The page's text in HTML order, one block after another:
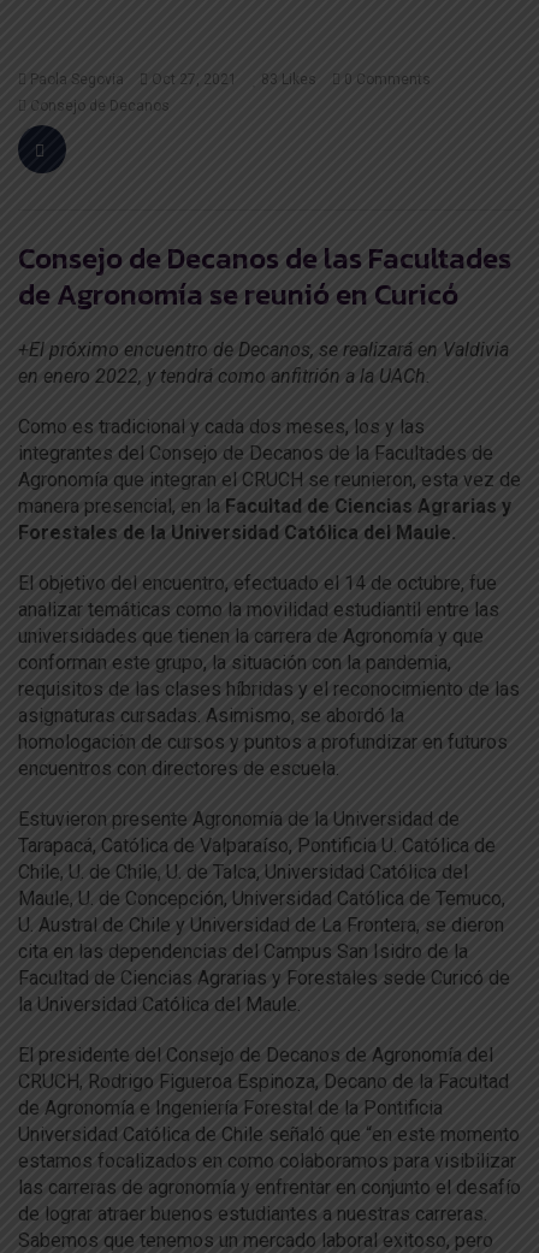
Paola Segovia Oct 27, 2021 83 Likes
0 Comments
Consejo de Decanos
Consejo de Decanos de las Facultades
de Agronomía se reunió en Curicó
+El próximo encuentro de Decanos, se realizará en Valdivia
en enero 2022, y tendrá como anfitrión a la UACh.
Como es tradicional y cada dos meses, los y las
integrantes del Consejo de Decanos de la Facultades de
Agronomía que integran el CRUCH se reunieron, esta vez de
manera presencial, en la Facultad de Ciencias Agrarias y
Forestales de la Universidad Católica del Maule.
El objetivo del encuentro, efectuado el 14 de octubre, fue
analizar temáticas como la movilidad estudiantil entre las
universidades que tienen la carrera de Agronomía y que
conforman este grupo, la situación con la pandemia,
requisitos de las clases híbridas y el reconocimiento de las
asignaturas cursadas. Asimismo, se abordó la
homologación de cursos y puntos a profundizar en futuros
encuentros con directores de escuela.
Estuvieron presente Agronomía de la Universidad de
Tarapacá, Católica de Valparaíso, Pontificia U. Católica de
Chile, U. de Chile, U. de Talca, Universidad Católica del
Maule, U. de Concepción, Universidad Católica de Temuco,
U. Austral de Chile y Universidad de La Frontera, se dieron
cita en las dependencias del Campus San Isidro de la
Facultad de Ciencias Agrarias y Forestales sede Curicó de
la Universidad Católica del Maule.
El presidente del Consejo de Decanos de Agronomía del
CRUCH, Rodrigo Figueroa Espinoza, Decano de la Facultad
de Agronomía e Ingeniería Forestal de la Pontificia
Universidad Católica de Chile señaló que “en este momento
estamos focalizados en como colaboramos para visibilizar
las carreras de agronomía y enfrentar en conjunto el desafío
de lograr atraer buenos estudiantes a nuestras carreras.
Sabemos que tenemos un mercado laboral exitoso, pero